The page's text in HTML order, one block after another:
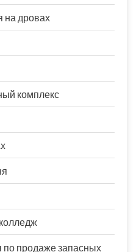
на дровах
комплекс
по продаже запасных